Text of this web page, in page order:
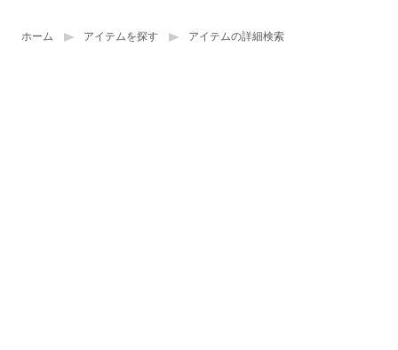
ホーム アイテムを探す アイテムの詳細検索